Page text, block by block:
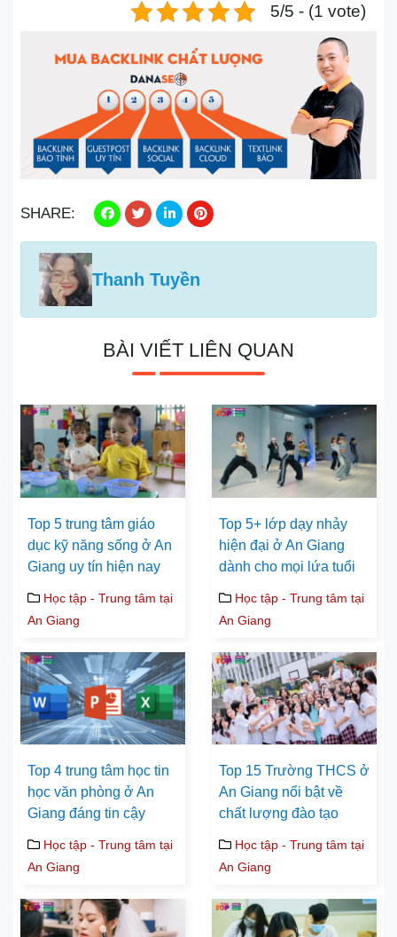
5/5 - (1 vote)
SHARE:
Thanh Tuyền
BÀI VIẾT LIÊN QUAN
Top 5 trung tâm giáo
dục kỹ năng sống ở An
Giang uy tín hiện nay
Học tập - Trung tâm tại
An Giang
Top 5+ lớp dạy nhảy
hiện đại ở An Giang
dành cho mọi lứa tuổi
Học tập - Trung tâm tại
An Giang
Top 4 trung tâm học tin
học văn phòng ở An
Giang đáng tin cậy
Học tập - Trung tâm tại
An Giang
Top 15 Trường THCS ở
An Giang nổi bật về
chất lượng đào tạo
Học tập - Trung tâm tại
An Giang